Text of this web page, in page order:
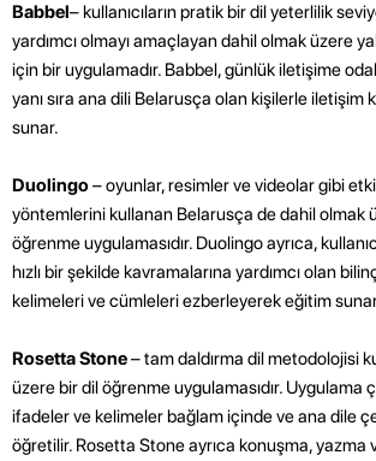
Babbel– kullanıcıların pratik bir dil yeterlilik
yardımcı olmayı amaçlayan dahil olmak üzere
için bir uygulamadır. Babbel, günlük iletişime
yanı sıra ana dili Belarusça olan kişilerle iletişim
sunar.
Duolingo– oyunlar, resimler ve videolar gibi
yöntemlerini kullanan Belarusça de dahil olmak
öğrenme uygulamasıdır. Duolingo ayrıca,
hızlı bir şekilde kavramalarına yardımcı olan
kelimeleri ve cümleleri ezberleyerek eğitim
Rosetta Stone– tam daldırma dil metodolojisi
üzere bir dil öğrenme uygulamasıdır. Uygulama
ifadeler ve kelimeler bağlam içinde ve ana dile
öğretilir. Rosetta Stone ayrıca konuşma, yazma